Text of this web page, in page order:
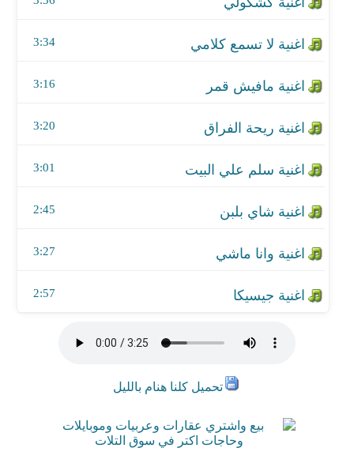
3:34
3:16
3:20
3:01
2:45
اغنية وانا ماشي
3:27
اغنية جيسيكا
2:57
تحميل كلنا هنام بالليل